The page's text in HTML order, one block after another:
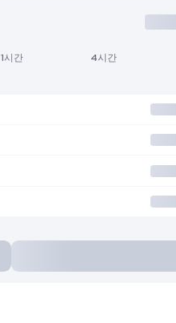
1시간 4시간